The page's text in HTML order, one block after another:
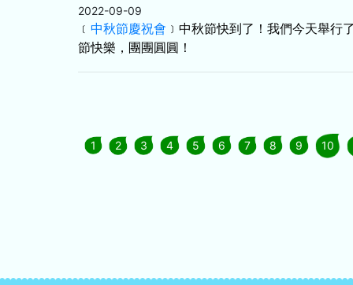
2022-09-09
﹝ 中秋節慶祝會 ﹞中秋節快到了！我們今天舉行
節快樂，團團圓圓！
1 2 3 4 5 6 7 8 9 10